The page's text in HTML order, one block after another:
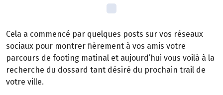
Cela a commencé par quelques posts sur vos réseaux
sociaux pour montrer fièrement à vos amis votre
parcours de footing matinal et aujourd’hui vous voilà à la
recherche du dossard tant désiré du prochain trail de
votre ville.